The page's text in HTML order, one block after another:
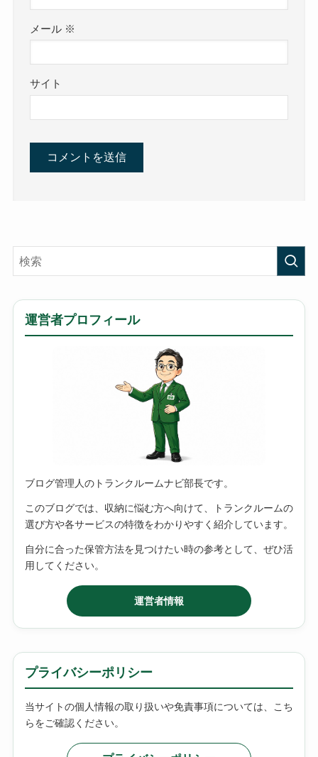
メール ※
サイト
運営者プロフィール
ブログ管理人のトランクルームナビ部長です。
このブログでは、収納に悩む方へ向けて、トランクルームの
選び方や各サービスの特徴をわかりやすく紹介しています。
自分に合った保管方法を見つけたい時の参考として、ぜひ活
用してください。
運営者情報
プライバシーポリシー
当サイトの個人情報の取り扱いや免責事項については、こち
らをご確認ください。